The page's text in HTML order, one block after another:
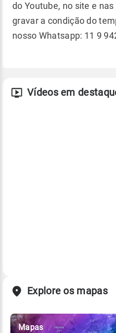
do Youtube, no site e
gravar a condição do
nosso Whatsapp: 11 9
Vídeos em
Explore os mapas
Mapas